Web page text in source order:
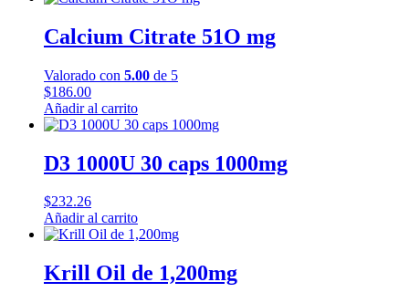
Calcium Citrate 51O mg
Valorado con 5.00 de 5
$186.00
Añadir al carrito
D3 1000U 30 caps 1000mg
$232.26
Añadir al carrito
Krill Oil de 1,200mg